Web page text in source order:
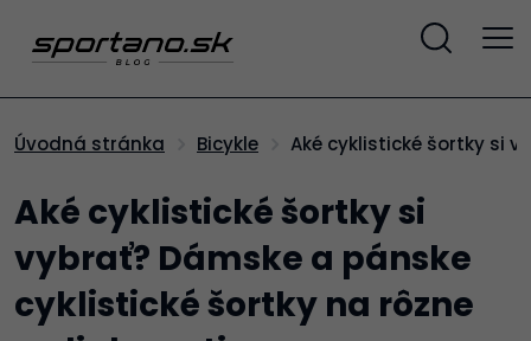
Úvodná stránka Bicykle Aké cyklistické šortky si
Aké cyklistické šortky si
vybrať? Dámske a pánske
cyklistické šortky na rôzne